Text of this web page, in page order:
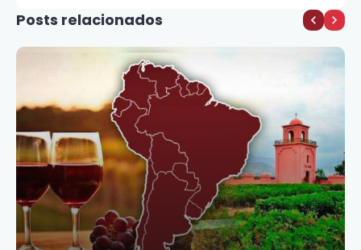
Posts relacionados